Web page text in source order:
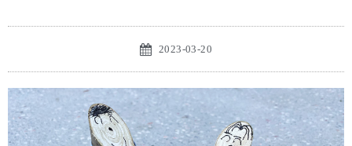
2023-03-20